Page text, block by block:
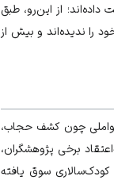
از این‌‏رو، طبق
اصلی‏‌شان زندگی می‌‏کنند و حدود40% این کودکان، حداقل 1 سال پدران خود را ندیده‏‌اند و بیش از
عواملی چون کشف حجاب،
برخی پژوهشگران،
تفکر زن‏‌سالارانه و سپس کودک‏‌سالاری سوق یافته